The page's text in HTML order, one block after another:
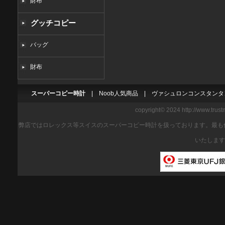
グッチコピー
バッグ
財布
スーパーコピー時計 Noob人気商品 ヴァシュロンコンスタン
copyright© 2024 http://
弊店ではロレックス等スイスのスーパーコピー時計を扱っております。最
いたしま